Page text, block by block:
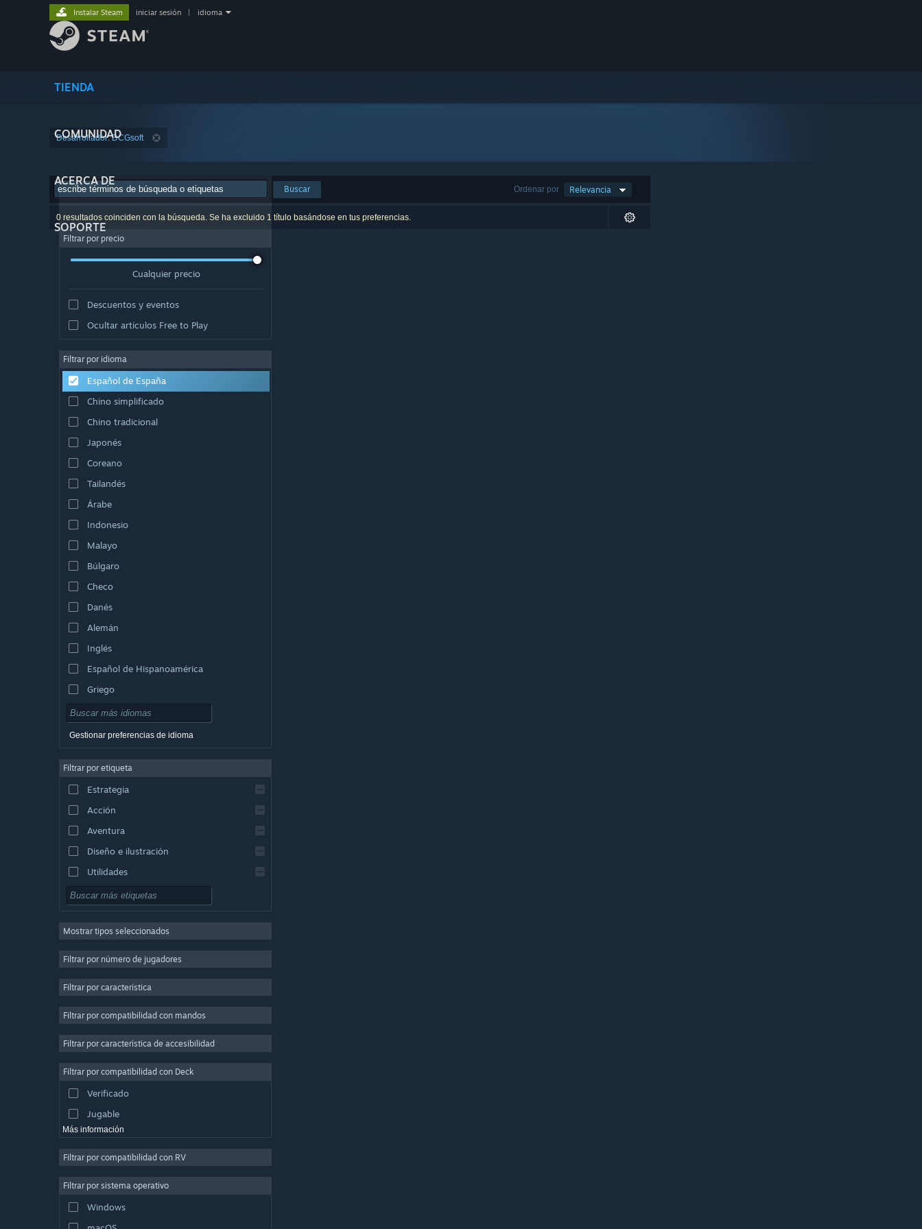
TIENDA
COMUNIDAD
ACERCA DE
SOPORTE
Instalar Steam iniciar sesión idioma
Desarrollador: DCGsoft
Ordenar por Relevancia
Buscar
0 resultados coinciden con la búsqueda. Se ha excluido 1 título basándose en tus preferencias.
Filtrar por precio
Cualquier precio
Descuentos y eventos
Ocultar artículos Free to Play
Filtrar por idioma
Español de España
Chino simplificado
Chino tradicional
Japonés
Coreano
Tailandés
Árabe
Indonesio
Malayo
Búlgaro
Checo
Danés
Alemán
Inglés
Español de Hispanoamérica
Griego
Gestionar preferencias de idioma
Filtrar por etiqueta
Estrategia
Acción
Aventura
Diseño e ilustración
Utilidades
Free to Play
Multijugador masivo
Casuales
Simulación
Producción de vídeo
Edición fotográfica
Mostrar tipos seleccionados
Filtrar por número de jugadores
Filtrar por característica
Filtrar por compatibilidad con mandos
Filtrar por característica de accesibilidad
Filtrar por compatibilidad con Deck
Verificado
Jugable
Más información
Filtrar por compatibilidad con RV
Filtrar por sistema operativo
Windows